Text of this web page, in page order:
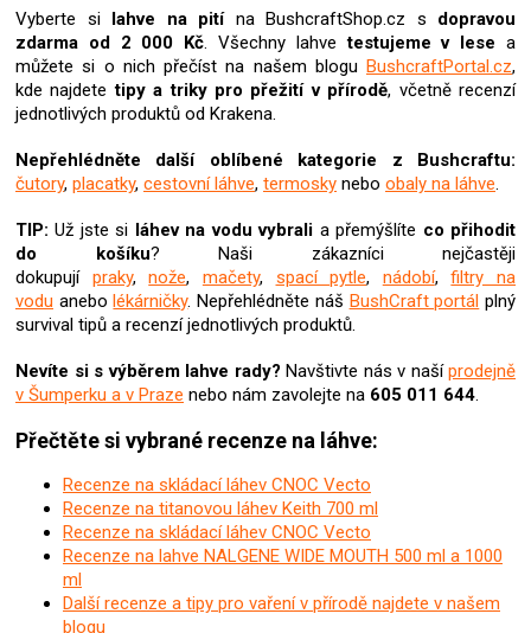
p
r
v
k
y
v
p
i
u
Vyberte si lahve na pitína BushcraftShop.cz s dopravou
zdarma od 2 000 Kč. Všechny lahvetestujeme v lese a
můžete si o nich přečíst na našem blogu BushcraftPortal.cz,
kde najdetetipy a triky pro přežití v přírodě, včetně recenzí
jednotlivých produktů od Krakena.
Nepřehlédněte další oblíbené kategorie z Bushcraftu:
čutory, placatky, cestovní láhve, termosky nebo obaly na láhve.
TIP:Už jste si láhev na voduvybrali a přemýšlíte co přihodit
do košíku? Naši zákazníci nejčastěji
dokupují praky,nože, mačety, spací pytle, nádobí,filtry na
vodu anebolékárničky. Nepřehlédněte náš BushCraft portál plný
survival tipů a recenzí jednotlivých produktů.
Nevíte si s výběrem lahve rady? Navštivte nás v našíprodejně
v Šumperku a v Praze nebo nám zavolejte na 605 011 644.
Přečtěte si vybrané recenze na láhve:
Recenze na skládací láhev CNOC Vecto
Recenze na titanovou láhev Keith 700 ml
Recenze na skládací láhev CNOC Vecto
Recenze na lahve NALGENE WIDE MOUTH 500 ml a 1000
ml
Další recenze a tipy pro vaření v přírodě najdete v našem
blogu